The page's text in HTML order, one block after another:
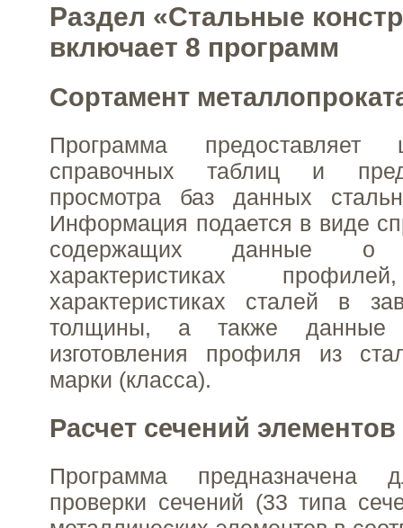
Раздел «Стальные
включает 8 программ
Сортамент
Программа предоставляет
справочных таблиц и
просмотра баз данных
Информация подается в виде
содержащих данные о
характеристиках
характеристиках сталей в
толщины, а также данные
изготовления профиля из
марки (класса).
Расчет сечений элементов
Программа
проверки сечений (33 типа